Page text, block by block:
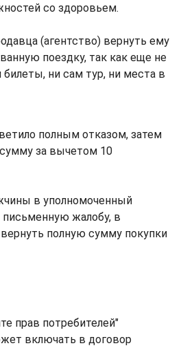
со здоровьем.
(агентство) вернуть ему
поездку, так как еще не
ни сам тур, ни места в
полным отказом, затем
за вычетом 10
в уполномоченный
письменную жалобу, в
вернуть полную сумму покупки
прав потребителей"
включать в договор